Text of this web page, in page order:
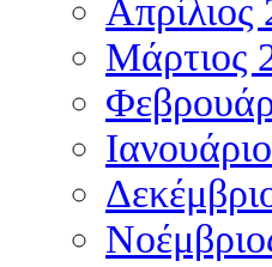
Απρίλιος
Μάρτιος